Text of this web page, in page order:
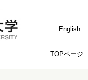
English
TOPページ